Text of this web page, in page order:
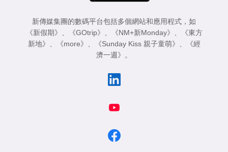
新傳媒集團的數碼平台包括多個網站和應用程式，如
《新假期》
《GOtrip》 《NM+新Monday》
《東方
新地》
《more》 《Sunday Kiss 親子童萌》
《經
濟一週》
。